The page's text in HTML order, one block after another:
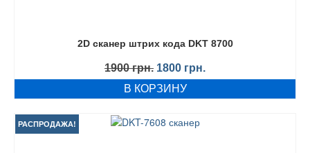
2D cканер штрих кода DKT 8700
1900грн. Первоначальная
цена
составляла
1800 грн.
цена:
В КОРЗИНУ
РАСПРОДАЖА!